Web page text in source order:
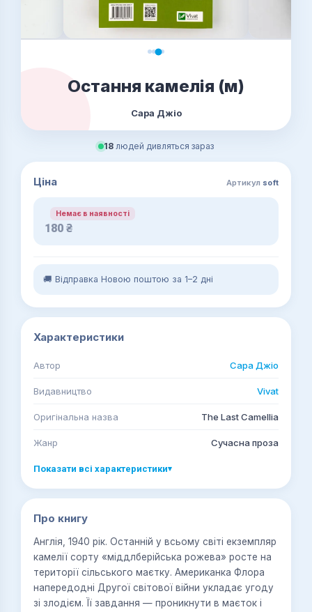
Остання камелія (м)
Сара Джіо
18 людей дивляться зараз
Ціна Артикул soft
Немає в наявності
180 ₴
🚚 Відправка Новою поштою за 1–2 дні
Характеристики
Автор Сара Джіо
Видавництво Vivat
Оригінальна назва The Last Camellia
Жанр Сучасна проза
Показати всі характеристики▾
Про книгу
Англія, 1940 рік. Останній у всьому світі екземпляр
камелії сорту «міддлберійська рожева» росте на
території сільського маєтку. Американка Флора
напередодні Другої світової війни укладає угоду
зі злодієм. Її завдання — проникнути в маєток і